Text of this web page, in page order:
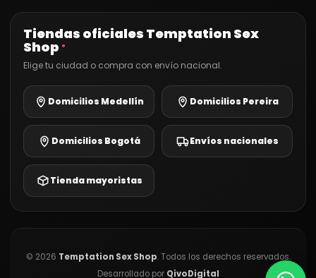
Tiendas oficiales Temptation Sex
Shop ®
Elige tu ciudad o compra con envío nacional.
Domicilios Medellín Domicilios Pereira
Domicilios Bogotá Envíos nacionales
Tienda mayoristas
© 2026 Temptation Sex Shop. Todos los derechos reservados.
Desarrollado por QivoDigital